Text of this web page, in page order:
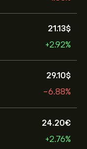
21.13‎$‎
+2.92%
29.10‎$‎
-6.88%
24.20‎€‎
+2.76%